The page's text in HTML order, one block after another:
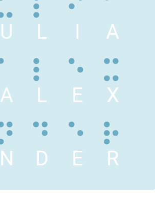
U L I A
A L E X
N D E R